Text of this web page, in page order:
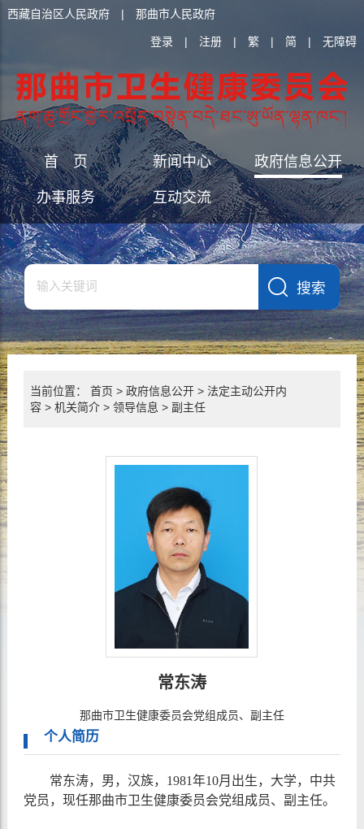
西藏自治区人民政府 | 那曲市人民政府
登录 | 注册 | 繁 | 简 | 无障碍
首 页 新闻中心 政府信息公开
办事服务 互动交流
当前位置： 首页 > 政府信息公开> 法定主动公开内
容> 机关简介> 领导信息 > 副主任
常东涛
那曲市卫生健康委员会党组成员、副主任
个人简历
常东涛，男，汉族，1981年10月出生，大学，中共
党员，现任那曲市卫生健康委员会党组成员、副主任。